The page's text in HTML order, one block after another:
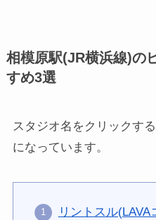
相模原駅(JR横浜線)の
すめ3選
スタジオ名をクリックす
になっています。
リントスル